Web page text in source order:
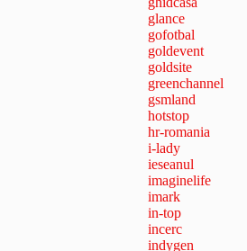
glance
gofotbal
goldevent
goldsite
greenchannel
gsmland
hotstop
hr-romania
i-lady
ieseanul
imaginelife
imark
in-top
incerc
indygen